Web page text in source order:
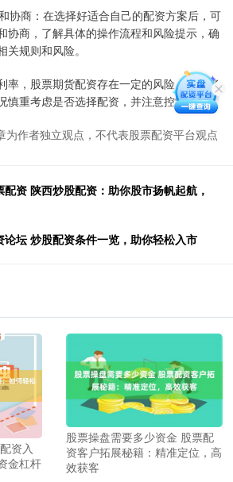
协商：在选择好适合自己的配资方案后，可
协商，了解具体的操作流程和风险提示，确
规则和风险。
率，股票期货配资存在一定的风险，投资者
慎重考虑是否选择配资，并注意控制风险。
为作者独立观点，不代表股票配资平台观点
资 陕西炒股配资：助你股市扬帆起航，
论坛 炒股配资条件一览，助你轻松入市
资入
金杠杆
股票操盘需要多少资金 股票配
资客户拓展秘籍：精准定位，高
效获客